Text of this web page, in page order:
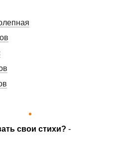
свои стихи? -